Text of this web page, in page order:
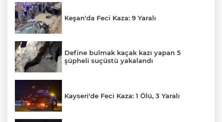
Keşan'da Feci Kaza: 9 Yaralı
Define bulmak kaçak kazı yapan 5
şüpheli suçüstü yakalandı
Kayseri'de Feci Kaza: 1 Ölü, 3 Yaralı